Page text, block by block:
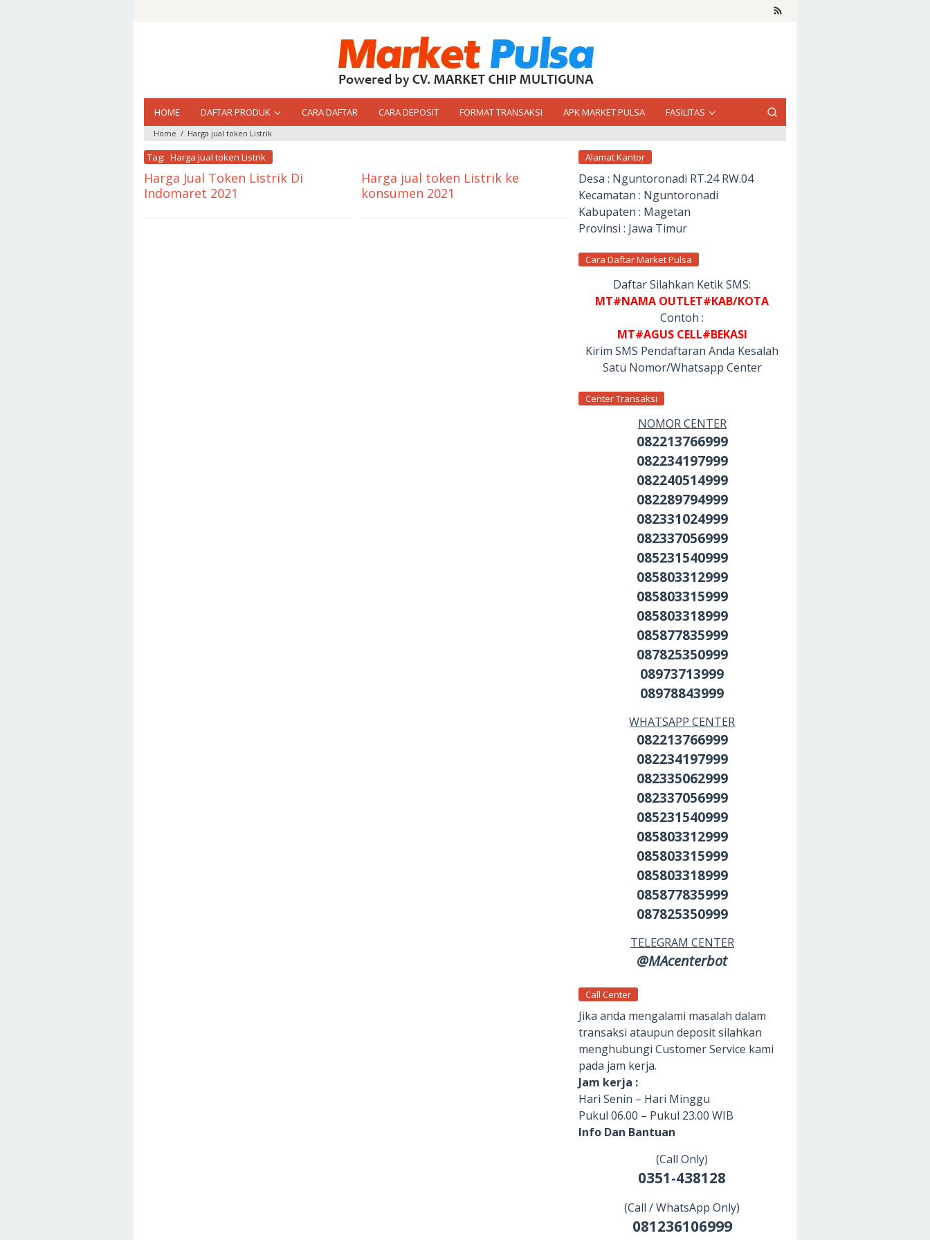
HOME DAFTAR PRODUK CARA DAFTAR CARA DEPOSIT FORMAT TRANSAKSI APK MARKET PULSA FASILITAS
Home / Harga jual token Listrik
Tag: Harga jual token Listrik
Harga Jual Token Listrik Di
Indomaret 2021
Harga jual token Listrik ke
konsumen 2021
Alamat Kantor
Desa : Nguntoronadi RT.24 RW.04
Kecamatan : Nguntoronadi
Kabupaten : Magetan
Provinsi : Jawa Timur
Cara Daftar Market Pulsa
Daftar Silahkan Ketik SMS:
MT#NAMA OUTLET#KAB/KOTA
Contoh :
MT#AGUS CELL#BEKASI
Kirim SMS Pendaftaran Anda Kesalah
Satu Nomor/Whatsapp Center
Center Transaksi
NOMOR CENTER
082213766999
082234197999
082240514999
082289794999
082331024999
082337056999
085231540999
085803312999
085803315999
085803318999
085877835999
087825350999
08973713999
08978843999
WHATSAPP CENTER
082213766999
082234197999
082335062999
082337056999
085231540999
085803312999
085803315999
085803318999
085877835999
087825350999
TELEGRAM CENTER
@MAcenterbot
Call Center
Jika anda mengalami masalah dalam
transaksi ataupun deposit silahkan
menghubungi Customer Service kami
pada jam kerja.
Jam kerja :
Hari Senin – Hari Minggu
Pukul 06.00 – Pukul 23.00 WIB
Info Dan Bantuan
(Call Only)
0351-438128
(Call / WhatsApp Only)
081236106999